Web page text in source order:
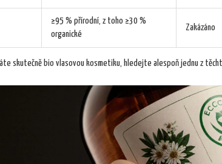
≥95 % přírodní, z toho ≥30 %
organické
Zakázáno
skutečně bio vlasovou kosmetiku, hledejte alespoň jednu z